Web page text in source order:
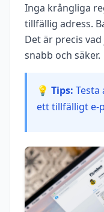
Inga krångliga
tillfällig adress.
Det är precis
snabb och säker.
💡 Tips: Testa
ett tillfälligt e-